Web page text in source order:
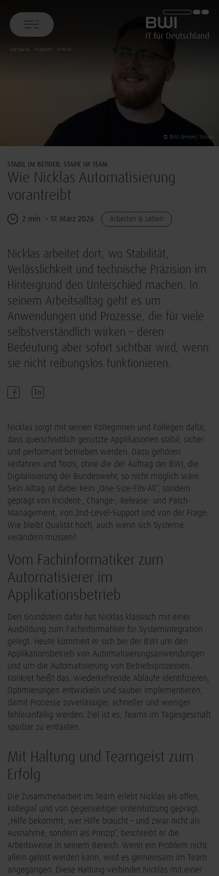
BWI GmbH
Startseite Magazin Artikel
© BWI GmbH/ Niklas
STABIL IM BETRIEB, STARK IM TEAM
Wie Nicklas Automatisierung
vorantreibt
2 min 17. März 2026 Arbeiten & Leben
Nicklas arbeitet dort, wo Stabilität,
Verlässlichkeit und technische Präzision im
Hintergrund den Unterschied machen. In
seinem Arbeitsalltag geht es um
Anwendungen und Prozesse, die für viele
selbstverständlich wirken – deren
Bedeutung aber sofort sichtbar wird, wenn
sie nicht reibungslos funktionieren.
Nicklas sorgt mit seinen Kolleginnen und Kollegen dafür,
dass querschnittlich genutzte Applikationen stabil, sicher
und performant betrieben werden. Dazu gehören
Verfahren und Tools, ohne die der Auftrag der BWI, die
Digitalisierung der Bundeswehr, so nicht möglich wäre.
Sein Alltag ist dabei kein „One-Size-Fits-All“, sondern
geprägt von Incident-, Change-, Release- und Patch-
Management, von 2nd-Level-Support und von der Frage:
Wie bleibt Qualität hoch, auch wenn sich Systeme
verändern müssen?
Vom Fachinformatiker zum
Automatisierer im
Applikationsbetrieb
Den Grundstein dafür hat Nicklas klassisch mit einer
Ausbildung zum Fachinformatiker für Systemintegration
gelegt. Heute kümmert er sich bei der BWI um den
Applikationsbetrieb von Automatisierungsanwendungen
und um die Automatisierung von Betriebsprozessen.
Konkret heißt das: wiederkehrende Abläufe identifizieren,
Optimierungen entwickeln und sauber implementieren,
damit Prozesse zuverlässiger, schneller und weniger
fehleranfällig werden. Ziel ist es, Teams im Tagesgeschäft
spürbar zu entlasten.
Mit Haltung und Teamgeist zum
Erfolg
Die Zusammenarbeit im Team erlebt Nicklas als offen,
kollegial und von gegenseitiger Unterstützung geprägt.
„Hilfe bekommt, wer Hilfe braucht – und zwar nicht als
Ausnahme, sondern als Prinzip“, beschreibt er die
Arbeitsweise in seinem Bereich. Wenn ein Problem nicht
allein gelöst werden kann, wird es gemeinsam im Team
angegangen. Diese Haltung verbindet Nicklas mit einer